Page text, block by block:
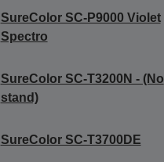
SureColor SC-P9000 Violet
Spectro
SureColor SC-T3200N - (No
stand)
SureColor SC-T3700DE